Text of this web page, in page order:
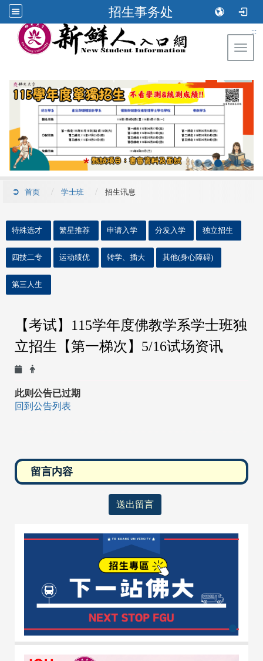
招生事务处
:::
首页 学士班 招生讯息
特殊选才 繁星推荐 申请入学 分发入学 独立招生
四技二专 运动绩优 转学、插大 其他(身心障碍)
第三人生
【考试】115学年度佛教学系学士班独
立招生【第一梯次】5/16试场资讯
此则公告已过期
回到公告列表
送出留言